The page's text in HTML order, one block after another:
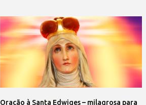
Oração à Santa Edwiges – milagrosa para